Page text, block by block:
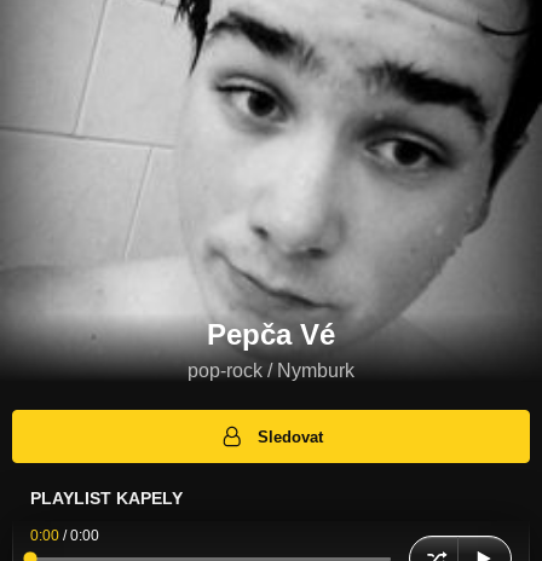
Pepča Vé
pop-rock / Nymburk
Sledovat
PLAYLIST KAPELY
0:00 /0:00